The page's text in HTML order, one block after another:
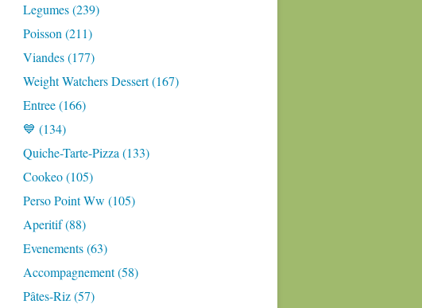
Legumes (239)
Poisson (211)
Viandes (177)
Weight Watchers Dessert (167)
Entree (166)
💙 (134)
Quiche-Tarte-Pizza (133)
Cookeo (105)
Perso Point Ww (105)
Aperitif (88)
Evenements (63)
Accompagnement (58)
Pâtes-Riz (57)